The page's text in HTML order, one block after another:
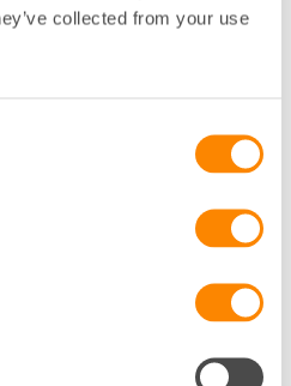
collected from your use
nytt och det var
bidrog med